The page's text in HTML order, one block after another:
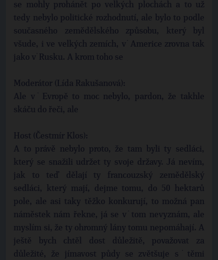
se mohly prohánět po velkých plochách a to už
tedy nebylo politické rozhodnutí, ale bylo to podle
současného zemědělského způsobu, který byl
všude, i ve velkých zemích, v˙Americe zrovna tak
jako v˙Rusku. A krom toho se
Moderátor (Lída Rakušanová):
Ale v˙Evropě to moc nebylo, pardon, že takhle
skáču do řeči, ale
Host (Čestmír Klos):
A to právě nebylo proto, že tam byli ty sedláci,
který se snažili udržet ty svoje državy. Já nevím,
jak to teď dělají ty francouzský zemědělský
sedláci, který mají, dejme tomu, do 50 hektarů
pole, ale asi taky těžko konkurují, to možná pan
náměstek nám řekne, já se v˙tom nevyznám, ale
myslím si, že ty ohromný lány tomu nepomáhají. A
ještě bych chtěl dost důležitě, považovat za
důležité, že jímavost půdy se zvětšuje s˙těmi